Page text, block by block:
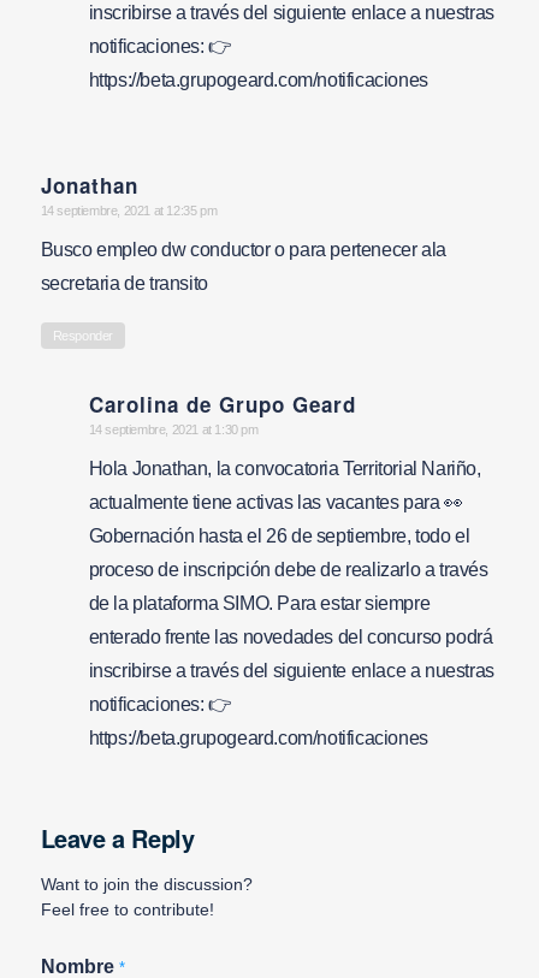
inscribirse a través del siguiente enlace a nuestras
notificaciones: 👉
https://beta.grupogeard.com/notificaciones
Jonathan
says:
14 septiembre, 2021 at 12:35 pm
Busco empleo dw conductor o para pertenecer ala
secretaria de transito
Responder
Carolina de Grupo Geard
says:
14 septiembre, 2021 at 1:30 pm
Hola Jonathan, la convocatoria Territorial Nariño,
actualmente tiene activas las vacantes para 👀
Gobernación hasta el 26 de septiembre, todo el
proceso de inscripción debe de realizarlo a través
de la plataforma SIMO. Para estar siempre
enterado frente las novedades del concurso podrá
inscribirse a través del siguiente enlace a nuestras
notificaciones: 👉
https://beta.grupogeard.com/notificaciones
Leave a Reply
Want to join the discussion?
Feel free to contribute!
Nombre *